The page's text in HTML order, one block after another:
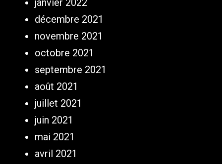
janvier 2022
décembre 2021
novembre 2021
octobre 2021
septembre 2021
août 2021
juillet 2021
juin 2021
mai 2021
avril 2021